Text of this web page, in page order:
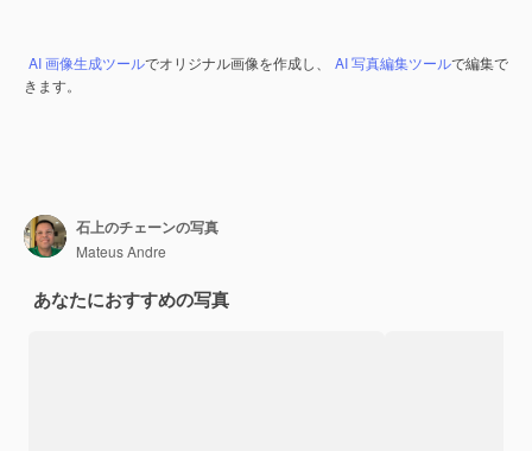
AI 画像生成ツールでオリジナル画像を作成し、 AI 写真編集ツールで編集で
きます。
石上のチェーンの写真
Mateus Andre
あなたにおすすめの写真